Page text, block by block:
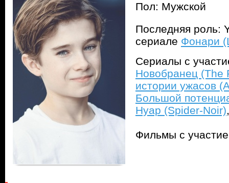
Пол: Мужской
Последняя роль:
сериале Фонари
Сериалы с
Новобранец (The
истории ужасов
Большой
Нуар (Spider-Noir)
Фильмы с